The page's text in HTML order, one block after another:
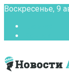
Воскресенье, 9